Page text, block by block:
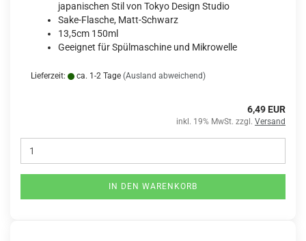
japanischen Stil von Tokyo Design Studio
Sake-Flasche, Matt-Schwarz
13,5cm 150ml
Geeignet für Spülmaschine und Mikrowelle
Lieferzeit: ca. 1-2 Tage (Ausland abweichend)
6,49 EUR
inkl. 19% MwSt. zzgl. Versand
IN DEN WARENKORB